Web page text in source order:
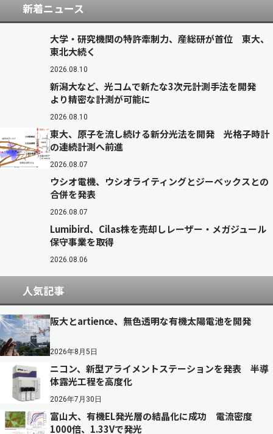
新着ニュース
大学・研究機関の特許牽制力、産総研が首位 東大、
東北大続く
2026.08.10
新潟大など、光コムで新たな3次元計測手法を開発
より精密な計測が可能に
2026.08.10
東大、原子を流し続ける新分光法を開発 光格子時計
の連続計測へ前進
2026.08.07
ウシオ電機、ウシオライティングとジーベックスとの
合併を発表
2026.08.07
Lumibird、Cilas株を売却しレーザー・メガジュール
保守事業を取得
2026.08.06
人気記事
阪大とartience、無色透明な有機太陽電池を開発
2026年8月5日
ニコン、新型アライメントステーションを発表 半導
体露光工程を高度化
2026年7月30日
富山大、有機EL発光層の結晶化に成功 電流密度
1000倍、1.33Vで発光